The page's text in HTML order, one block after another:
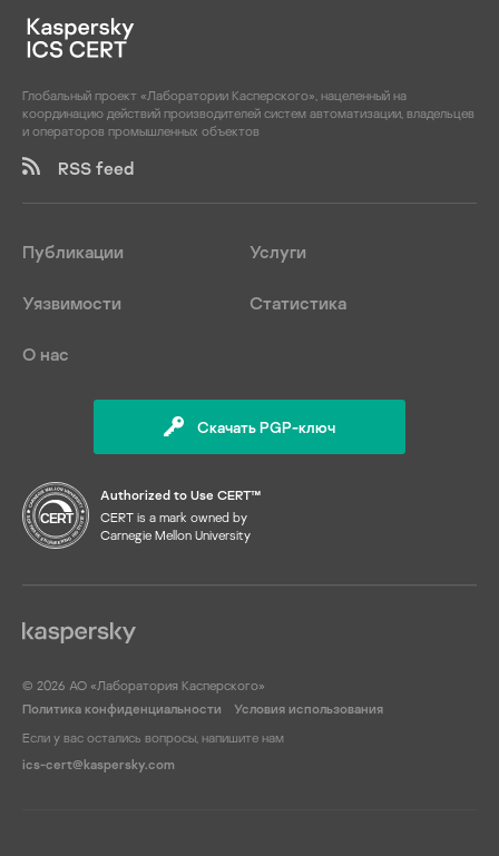
Глобальный проект «Лаборатории Касперского», нацеленный на
координацию действий производителей систем автоматизации, владельцев
и операторов промышленных объектов
RSS feed
Публикации Услуги
Уязвимости Статистика
О нас
Скачать PGP-ключ
Authorized to Use CERT™
CERT is a mark owned by
Carnegie Mellon University
© 2026 АО «Лаборатория Касперского»
Политика конфиденциальности
Условия использования
Если у вас остались вопросы, напишите нам
ics-cert@kaspersky.com